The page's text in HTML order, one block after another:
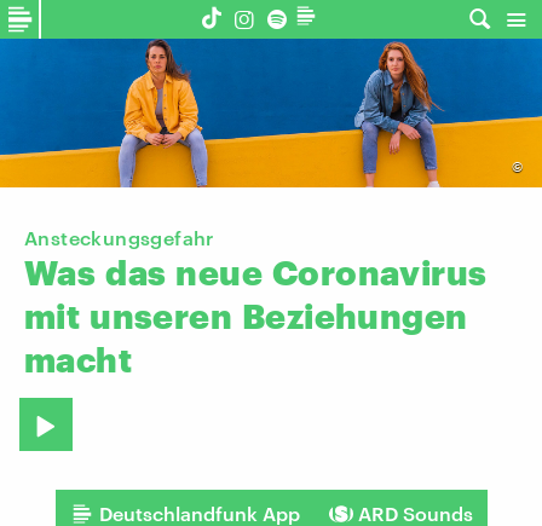
©
Ansteckungsgefahr
Was das neue Coronavirus
mit unseren Beziehungen
macht
Deutschlandfunk App ARD Sounds